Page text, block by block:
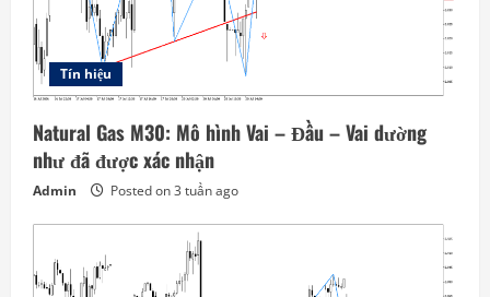
Tín hiệu
Natural Gas M30: Mô hình Vai – Đầu – Vai dường
như đã được xác nhận
Admin Posted on 3 tuần ago